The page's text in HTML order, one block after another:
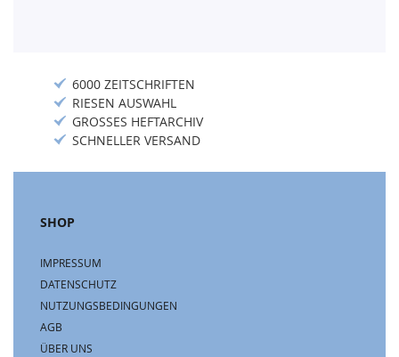
6000 ZEITSCHRIFTEN
RIESEN AUSWAHL
GROSSES HEFTARCHIV
SCHNELLER VERSAND
SHOP
IMPRESSUM
DATENSCHUTZ
NUTZUNGSBEDINGUNGEN
AGB
ÜBER UNS